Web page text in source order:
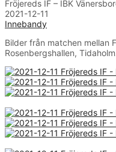
Fröjereds IF – IBK
2021-12-11
Innebandy
Bilder från matchen mellan
Rosenbergshallen,